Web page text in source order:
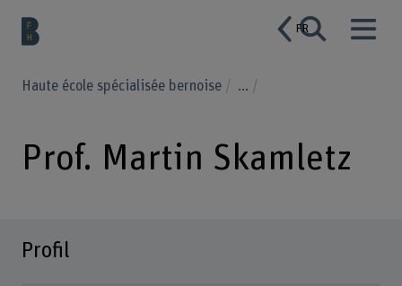
FR
Haute école spécialisée bernoise ...
Prof. Martin Skamletz
Profil